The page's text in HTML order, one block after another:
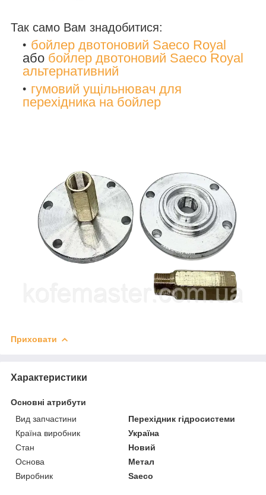
Так само Вам знадобитися:
бойлер двотоновий Saeco Royal
або бойлер двотоновий Saeco Royal
альтернативний
гумовий ущільнювач для
перехідника на бойлер
Приховати
Характеристики
Основні атрибути
Вид запчастини
Перехідник гідросистеми
Країна виробник
Україна
Стан
Новий
Основа
Метал
Виробник
Saeco